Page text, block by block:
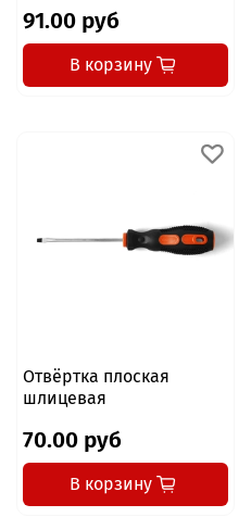
91.00 руб
В корзину
Отвёртка плоская
шлицевая
70.00 руб
В корзину